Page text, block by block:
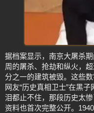
据档案显示，南京大屠杀
周的屠杀、抢劫和纵火，
分之一的建筑被毁。这些
网友“历史真相卫士”在黑
泪都止不住，那段历史太
资料也首次完整公开。